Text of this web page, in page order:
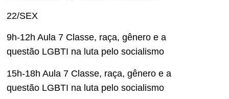
22/SEX
9h-12h Aula 7 Classe, raça, gênero e a
questão LGBTI na luta pelo socialismo
15h-18h Aula 7 Classe, raça, gênero e a
questão LGBTI na luta pelo socialismo